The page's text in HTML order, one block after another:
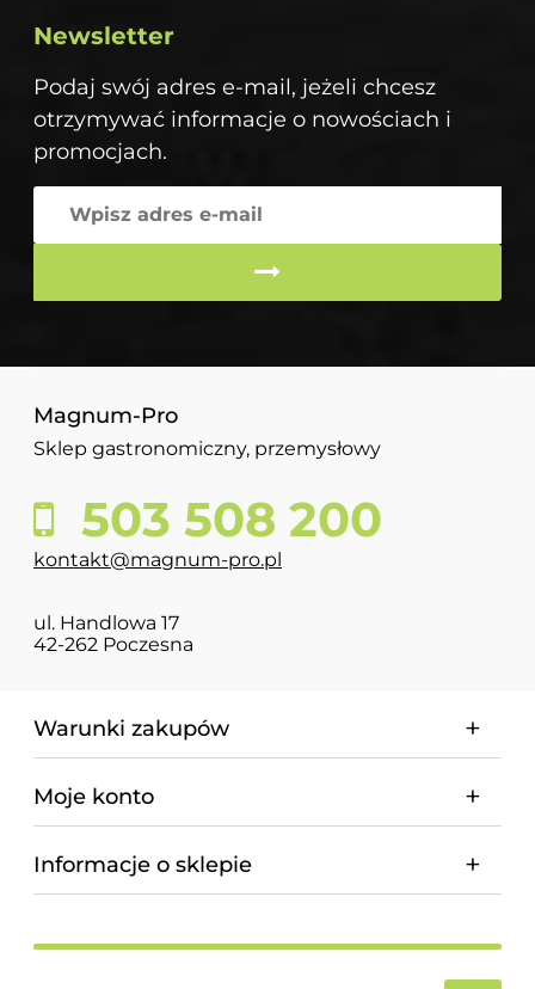
Newsletter
Podaj swój adres e-mail, jeżeli chcesz
otrzymywać informacje o nowościach i
promocjach.
Magnum-Pro
Sklep gastronomiczny, przemysłowy
503 508 200
kontakt@magnum-pro.pl
ul. Handlowa 17
42-262 Poczesna
Warunki zakupów
Moje konto
Informacje o sklepie